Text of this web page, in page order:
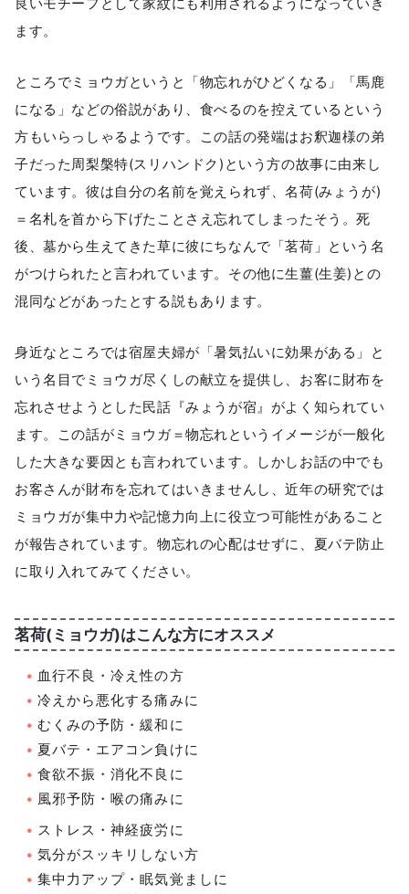
ます。
ところでミョウガというと「物忘れがひどくなる」「馬鹿
になる」などの俗説があり、食べるのを控えているという
方もいらっしゃるようです。この話の発端はお釈迦様の弟
子だった周梨槃特(スリハンドク)という方の故事に由来し
ています。彼は自分の名前を覚えられず、名荷(みょうが)
＝名札を首から下げたことさえ忘れてしまったそう。死
後、墓から生えてきた草に彼にちなんで「茗荷」という名
がつけられたと言われています。その他に生薑(生姜)との
混同などがあったとする説もあります。
身近なところでは宿屋夫婦が「暑気払いに効果がある」と
いう名目でミョウガ尽くしの献立を提供し、お客に財布を
忘れさせようとした民話『みょうが宿』がよく知られてい
ます。この話がミョウガ＝物忘れというイメージが一般化
した大きな要因とも言われています。しかしお話の中でも
お客さんが財布を忘れてはいきませんし、近年の研究では
ミョウガが集中力や記憶力向上に役立つ可能性があること
が報告されています。物忘れの心配はせずに、夏バテ防止
に取り入れてみてください。
茗荷(ミョウガ)はこんな方にオススメ
血行不良・冷え性の方
冷えから悪化する痛みに
むくみの予防・緩和に
夏バテ・エアコン負けに
食欲不振・消化不良に
風邪予防・喉の痛みに
ストレス・神経疲労に
気分がスッキリしない方
集中力アップ・眠気覚ましに